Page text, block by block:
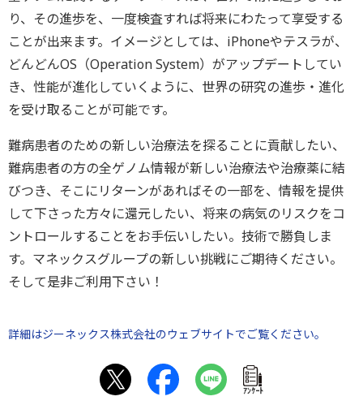
り、 その進歩を、 一度検査すれば将来にわたって享受する
ことが出来ます。 イメージとしては、iPhoneやテスラが、
どんどんOS（Operation System）がアップデートしてい
き、 性能が進化していくように、世界の研究の進歩・ 進化
を受け取ることが可能です。
難病患者のための新しい治療法を探ることに貢献したい、
難病患者の方の全ゲノム情報が新しい治療法や治療薬に結
びつき、 そこにリターンがあればその一部を、 情報を提供
して下さった方々に還元したい、 将来の病気のリスクをコ
ントロールすることをお手伝いしたい。 技術で勝負しま
す。 マネックスグループの新しい挑戦にご期待ください。
そして是非ご利用下さい！
詳細はジーネックス株式会社のウェブサイトでご覧ください。
ｱﾝｹｰﾄ